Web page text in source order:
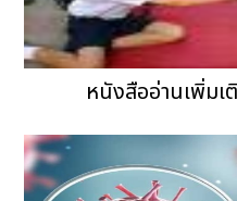
หนังสืออ่านเพิ่มเ